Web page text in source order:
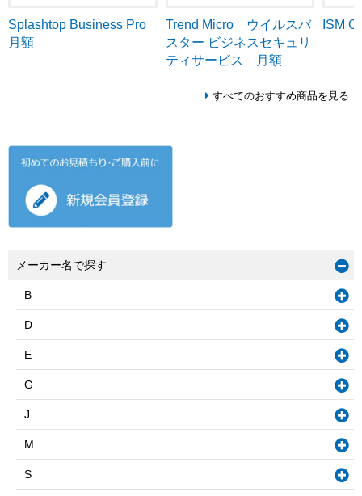
Splashtop Business Pro
月額
Trend Micro ウイルスバ
スター ビジネスセキュリ
ティサービス 月額
ISM
すべてのおすすめ商品を見る
メーカー名で探す
B
D
E
G
J
M
S